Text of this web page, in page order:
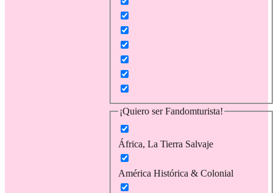
¡Quiero ser Fandomturista!
África, La Tierra Salvaje
América Histórica & Colonial